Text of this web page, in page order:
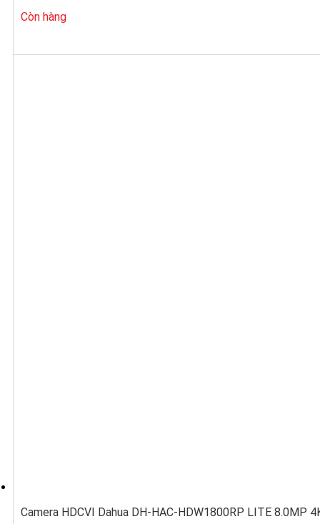
872.000₫.
Còn hàng
Camera HDCVI Dahua DH-HAC-HDW1800RP LITE 8.0MP